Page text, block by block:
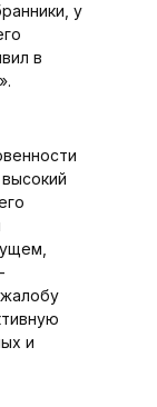
у
в
и